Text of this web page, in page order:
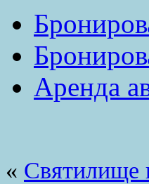
Аренда
« Святилище